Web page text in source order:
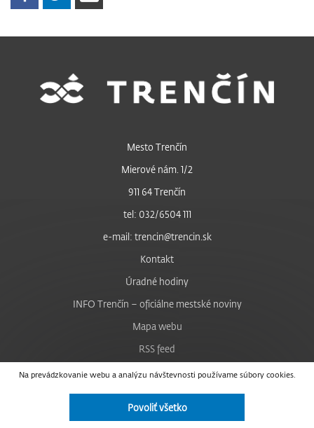
Na prevádzkovanie webu a analýzu návštevnosti používame súbory cookies.
Povoliť všetko
Mesto Trenčín
Mierové nám. 1/2
911 64 Trenčín
tel: 032/6504 111
e-mail: trencin@trencin.sk
Kontakt
Úradné hodiny
INFO Trenčín – oficiálne mestské noviny
Mapa webu
RSS feed
Nastavenie cookies
Facebook